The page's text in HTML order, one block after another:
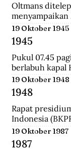
Oltmans
dengannya.
sehingga ini
Bahkan
bertemu
Bank Indonesia.
19 Oktober 1945
1945
Pukul 07.45
berlabuh kapal
tentara
ke-37 yang
Tak beberapa
penghentian
(Tentara
19 Oktober 1948
1948
Rapat
Indonesia
Pemuda
19 Oktober 1987
1987